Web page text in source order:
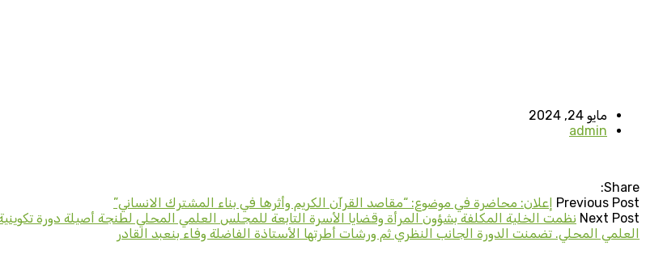
مايو 24, 2024
admin
Share:
Previous Post إعلان: محاضرة في موضوع: “مقاصد القرآن الكريم وأثرها في بناء المشترك الانساني”
Next Post
العلمي المحلي. تضمنت الدورة الجانب النظري ثم ورشات أطرتها الأستاذة الفاضلة وفاء بنعبد القادر